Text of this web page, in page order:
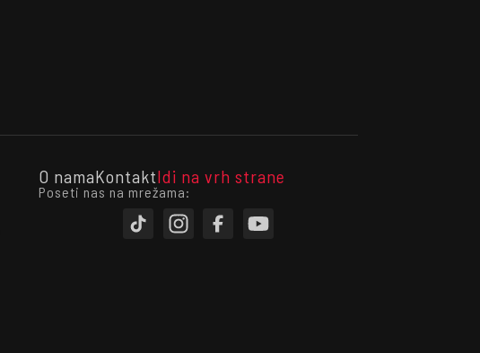
O namaKontaktIdi na vrh strane
Poseti nas na mrežama: